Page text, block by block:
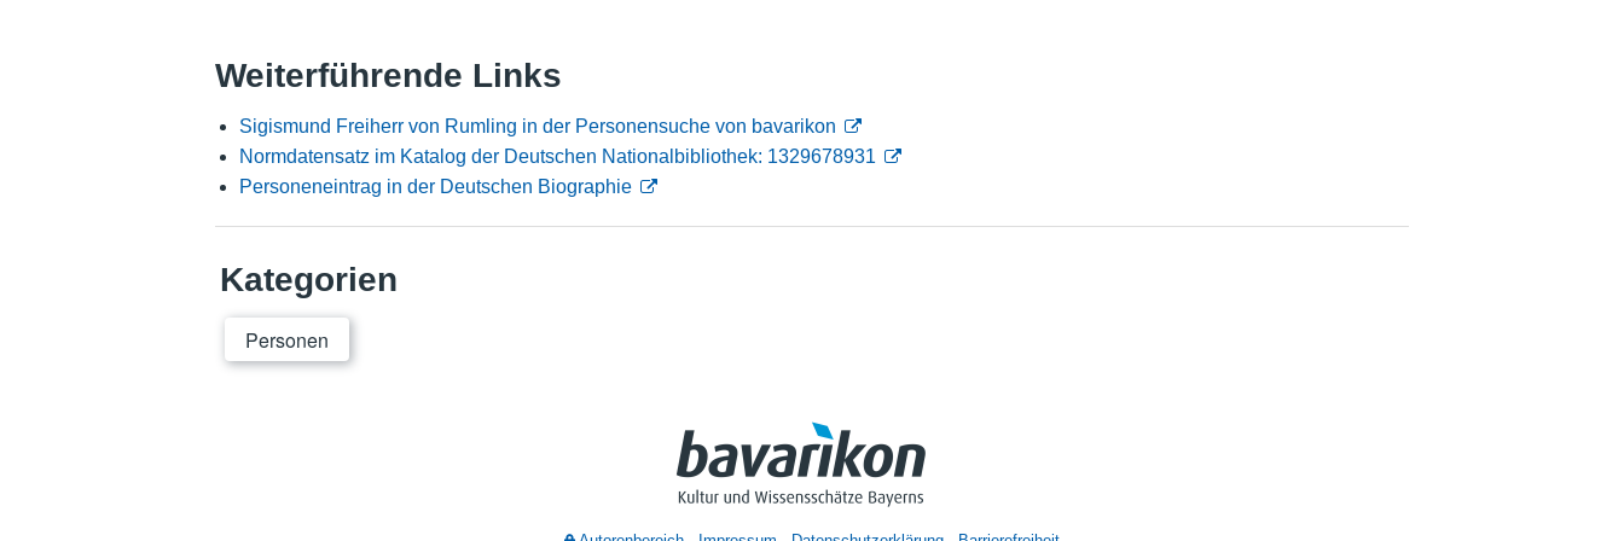
Weiterführende Links
Sigismund Freiherr von Rumling in der Personensuche von bavarikon
Normdatensatz im Katalog der Deutschen Nationalbibliothek: 1329678931
Personeneintrag in der Deutschen Biographie
Kategorien
Personen